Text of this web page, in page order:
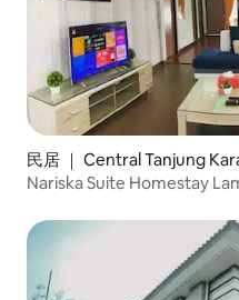
民居 ｜ Central Tanjung
Nariska Suite Homestay